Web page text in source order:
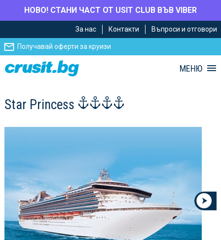
НОВО! СТАНИ ЧАСТ ОТ USIT CLUB ВЪВ VIBER
главното
съдържание
Навигацията
За нас Контакти Въпроси и отговори
Получавай оферти за круизи
МЕНЮ
Star Princess